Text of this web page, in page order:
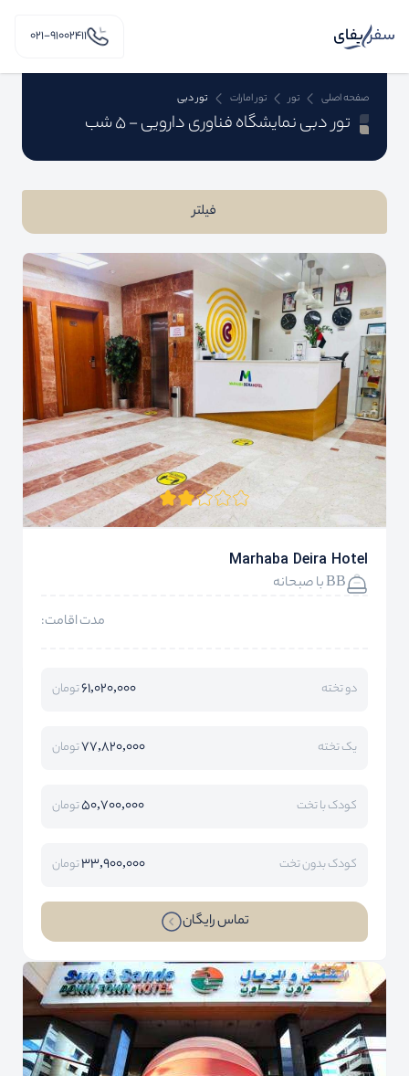
۰۲۱-91002411
صفحه اصلی تور تور امارات تور دبی
تور دبی نمایشگاه فناوری دارویی - 5 شب
فیلتر
Marhaba Deira Hotel
BB با صبحانه
مدت اقامت:
دو تخته 61,020,000تومان
یک تخته 77,820,000تومان
کودک با تخت 50,700,000تومان
کودک بدون تخت 33,900,000تومان
تماس رایگان